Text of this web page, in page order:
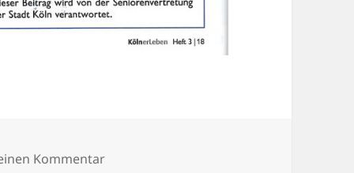
Kommentarzu Wer mobil ist KölnerLeben 3-2018